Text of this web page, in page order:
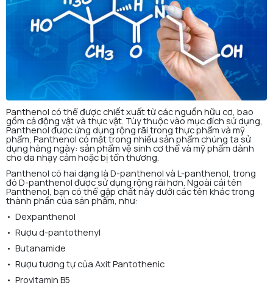
Panthenol có thể được chiết xuất từ các nguồn hữu cơ, bao
gồm cả động vật và thực vật. Tùy thuộc vào mục đích sử dụng,
Panthenol được ứng dụng rộng rãi trong thực phẩm và mỹ
phẩm, Panthenol có mặt trong nhiều sản phẩm chúng ta sử
dụng hàng ngày: sản phẩm vệ sinh cơ thể và mỹ phẩm dành
cho da nhạy cảm hoặc bị tổn thương.
Panthenol có hai dạng là D-panthenol và L-panthenol, trong
đó D-panthenol được sử dụng rộng rãi hơn. Ngoài cái tên
Panthenol, bạn có thể gặp chất này dưới các tên khác trong
thành phần của sản phẩm, như:
• Dexpanthenol
• Rượu d-pantothenyl
• Butanamide
• Rượu tương tự của Axit Pantothenic
• Provitamin B5